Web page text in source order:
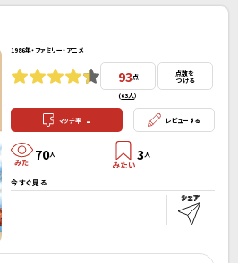
1986年・ファミリー・アニメ
93 点
(63人）
点数を
つける
マッチ率 - レビューする
70人 3人
今すぐ見る